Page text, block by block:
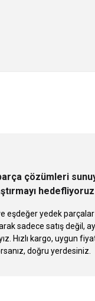
çözümleri
eşdeğer yedek
sadece satış değil,
kargo, uygun
doğru yerdesiniz.